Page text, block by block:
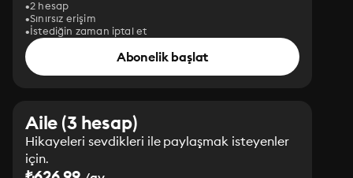
2 hesap
Sınırsız erişim
İstediğin zaman iptal et
Abonelik başlat
Aile (3 hesap)
Hikayeleri sevdikleri ile paylaşmak isteyenler
için.